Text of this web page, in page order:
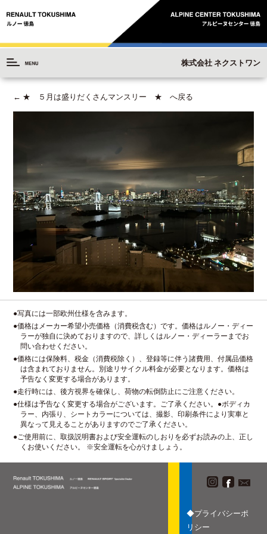
株式会社 ネクストワン
← ★ ５月は盛りだくさんマンスリー ★ へ戻る
●写真には一部欧州仕様を含みます。
●価格はメーカー希望小売価格（消費税含む）です。価格はルノー・ディー
ラーが独自に決めておりますので、詳しくはルノー・ディーラーまでお
問い合わせください。
●価格には保険料、税金（消費税除く）、登録等に伴う諸費用、付属品価格
は含まれておりません。別途リサイクル料金が必要となります。価格は
予告なく変更する場合があります。
●走行時には、後方視界を確保し、荷物の転倒防止にご注意ください。
●仕様は予告なく変更する場合がございます。ご了承ください。●ボディカ
ラー、内張り、シートカラーについては、撮影、印刷条件により実車と
異なって見えることがありますのでご了承ください。
●ご使用前に、取扱説明書および安全運転のしおりを必ずお読みの上、正し
くお使いください。 ※安全運転を心がけましょう。
◆プライバシーポ
リシー